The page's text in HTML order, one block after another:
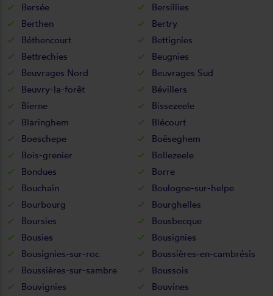
Bersée
Bersillies
Berthen
Bertry
Béthencourt
Bettignies
Bettrechies
Beugnies
Beuvrages Nord
Beuvrages Sud
Beuvry-la-forêt
Bévillers
Bierne
Bissezeele
Blaringhem
Blécourt
Boeschepe
Boëseghem
Bois-grenier
Bollezeele
Bondues
Borre
Bouchain
Boulogne-sur-helpe
Bourbourg
Bourghelles
Boursies
Bousbecque
Bousies
Bousignies
Bousignies-sur-roc
Boussières-en-cambrésis
Boussières-sur-sambre
Boussois
Bouvignies
Bouvines